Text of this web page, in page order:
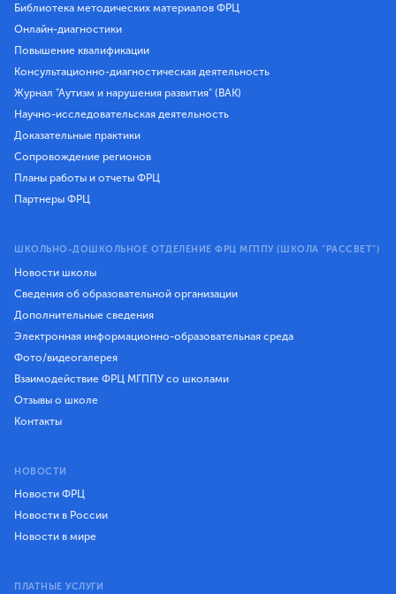
Библиотека методических материалов ФРЦ
Онлайн-диагностики
Повышение квалификации
Консультационно-диагностическая деятельность
Журнал "Аутизм и нарушения развития" (ВАК)
Научно-исследовательская деятельность
Доказательные практики
Сопровождение регионов
Планы работы и отчеты ФРЦ
Партнеры ФРЦ
ШКОЛЬНО-ДОШКОЛЬНОЕ ОТДЕЛЕНИЕ ФРЦ МГППУ (ШКОЛА "РАССВЕТ")
Новости школы
Сведения об образовательной организации
Дополнительные сведения
Электронная информационно-образовательная среда
Фото/видеогалерея
Взаимодействие ФРЦ МГППУ со школами
Отзывы о школе
Контакты
НОВОСТИ
Новости ФРЦ
Новости в России
Новости в мире
ПЛАТНЫЕ УСЛУГИ